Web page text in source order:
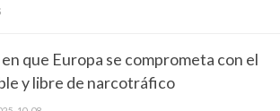
que Europa se comprometa con el
y libre de narcotráfico